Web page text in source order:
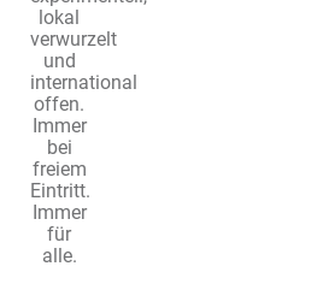
lokal
verwurzelt
und
international
offen.
Immer
bei
freiem
Eintritt.
Immer
für
alle.